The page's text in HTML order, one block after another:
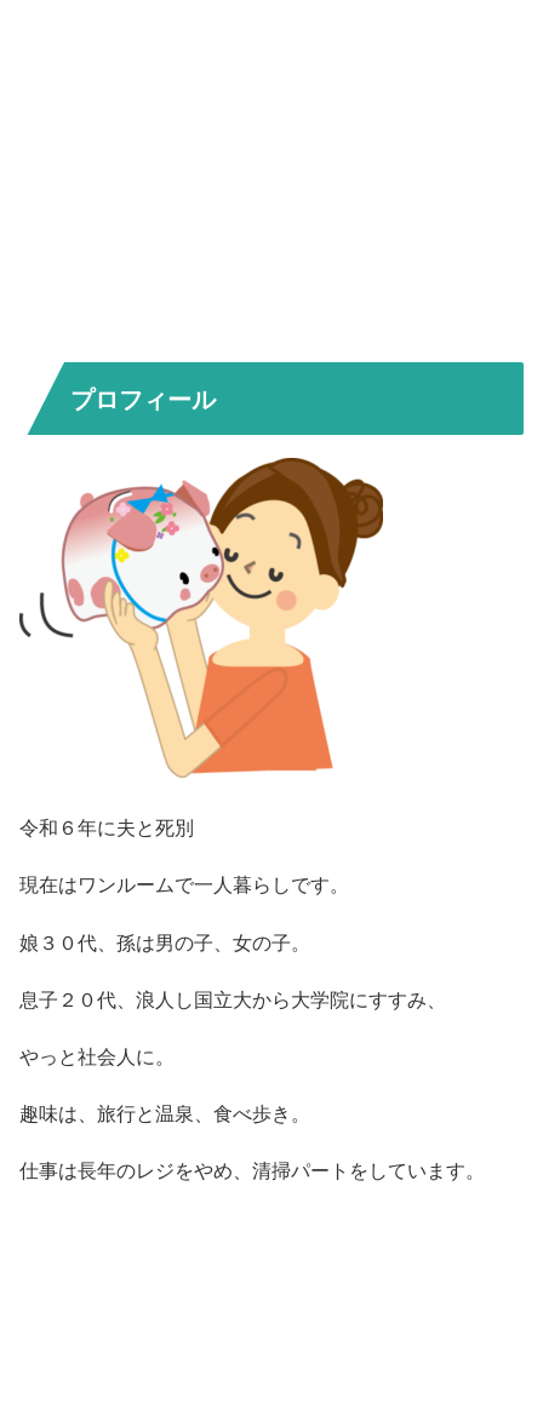
プロフィール
令和６年に夫と死別
現在はワンルームで一人暮らしです。
娘３０代、孫は男の子、女の子。
息子２０代、浪人し国立大から大学院にすすみ、
やっと社会人に。
趣味は、旅行と温泉、食べ歩き。
仕事は長年のレジをやめ、清掃パートをしています。